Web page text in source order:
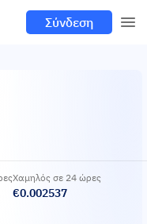
Σύνδεση
Χαμηλός σε 24 ώρες
€0.002537